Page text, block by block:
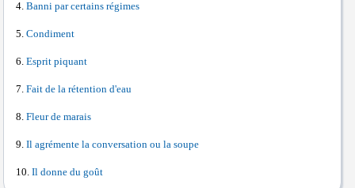
Banni par certains régimes
Condiment
Esprit piquant
Fait de la rétention d'eau
Fleur de marais
Il agrémente la conversation ou la soupe
Il donne du goût